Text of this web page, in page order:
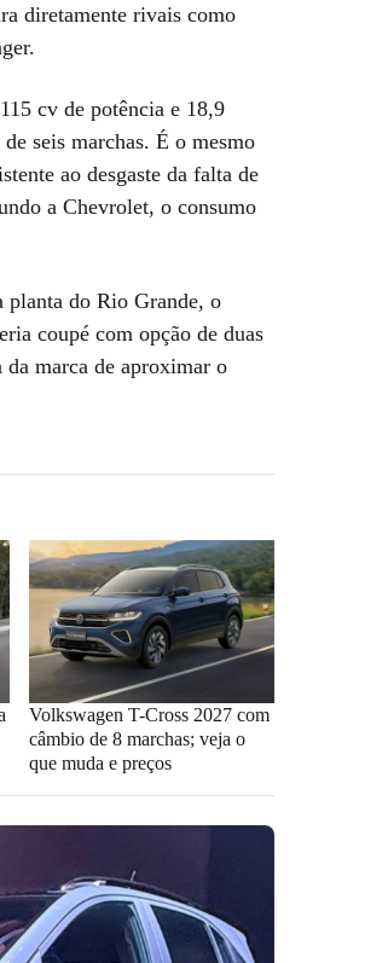
diretamente rivais como
cv de potência e 18,9
seis marchas. É o mesmo
ao desgaste da falta de
a Chevrolet, o consumo
planta do Rio Grande, o
coupé com opção de duas
da marca de aproximar o
Volkswagen T-Cross 2027 com
câmbio de 8 marchas; veja o
que muda e preços